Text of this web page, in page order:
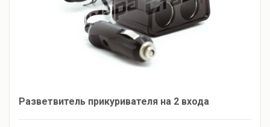
Разветвитель прикуривателя на 2 входа